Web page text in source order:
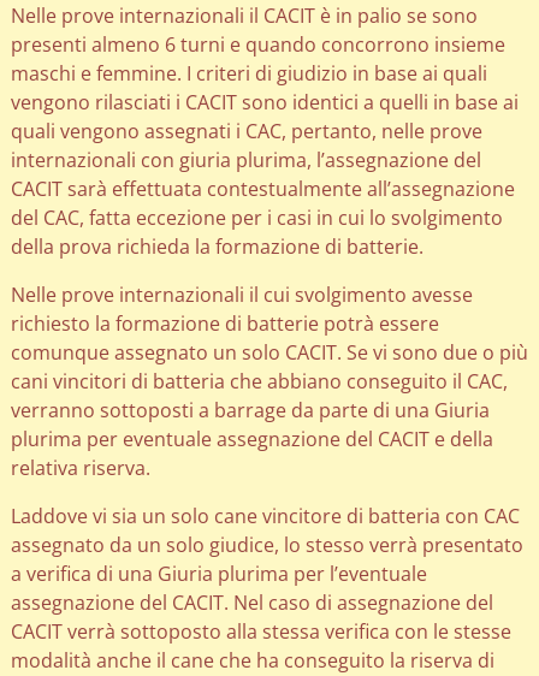
Nelle prove internazionali il CACIT è in palio se sono
presenti almeno 6 turni e quando concorrono insieme
maschi e femmine. I criteri di giudizio in base ai quali
vengono rilasciati i CACIT sono identici a quelli in base ai
quali vengono assegnati i CAC, pertanto, nelle prove
internazionali con giuria plurima, l’assegnazione del
CACIT sarà effettuata contestualmente all’assegnazione
del CAC, fatta eccezione per i casi in cui lo svolgimento
della prova richieda la formazione di batterie.
Nelle prove internazionali il cui svolgimento avesse
richiesto la formazione di batterie potrà essere
comunque assegnato un solo CACIT. Se vi sono due o più
cani vincitori di batteria che abbiano conseguito il CAC,
verranno sottoposti a barrage da parte di una Giuria
plurima per eventuale assegnazione del CACIT e della
relativa riserva.
Laddove vi sia un solo cane vincitore di batteria con CAC
assegnato da un solo giudice, lo stesso verrà presentato
a verifica di una Giuria plurima per l’eventuale
assegnazione del CACIT. Nel caso di assegnazione del
CACIT verrà sottoposto alla stessa verifica con le stesse
modalità anche il cane che ha conseguito la riserva di